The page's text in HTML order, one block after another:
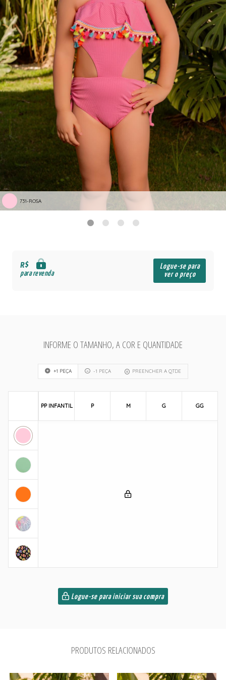
731-ROSA
R$
para revenda
Logue-se para
ver o preço
INFORME O TAMANHO, A COR E QUANTIDADE
+1 PEÇA -1 PEÇA PREENCHER A QTDE
PP INFANTIL P M G GG
Logue-se para iniciar sua compra
PRODUTOS RELACIONADOS